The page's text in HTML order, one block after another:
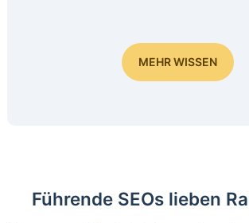
MEHR WISSEN
Führende SEOs lieben